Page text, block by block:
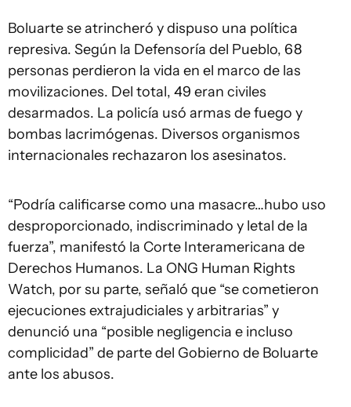
Boluarte se atrincheró y dispuso una política
represiva. Según la Defensoría del Pueblo, 68
personas perdieron la vida en el marco de las
movilizaciones. Del total, 49 eran civiles
desarmados. La policía usó armas de fuego y
bombas lacrimógenas. Diversos organismos
internacionales rechazaron los asesinatos.
“Podría calificarse como una masacre…hubo uso
desproporcionado, indiscriminado y letal de la
fuerza”, manifestó la Corte Interamericana de
Derechos Humanos. La ONG Human Rights
Watch, por su parte, señaló que “se cometieron
ejecuciones extrajudiciales y arbitrarias” y
denunció una “posible negligencia e incluso
complicidad” de parte del Gobierno de Boluarte
ante los abusos.